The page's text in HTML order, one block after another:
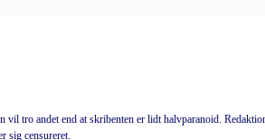
tro andet end at skribenten er lidt halvparanoid.
sig censureret.